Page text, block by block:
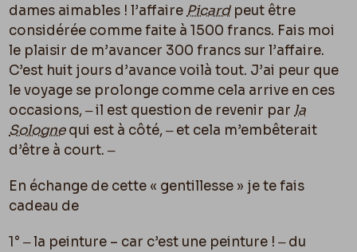
dames aimables ! l’affaire Picardpeut être
considérée comme faite à 1500 francs. Fais moi
le plaisir de m’avancer 300 francs sur l’affaire.
C’est huit jours d’avance voilà tout. J’ai peur que
le voyage se prolonge comme cela arrive en ces
occasions, ‒ il est question de revenir par la
Solognequi est à côté, ‒ et cela m’embêterait
d’être à court. ‒
En échange de cette « gentillesse » je te fais
cadeau de
1° ‒ la peinture – car c’est une peinture ! ‒ du